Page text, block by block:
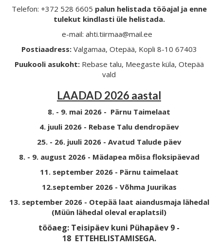
Telefon: +372 528 6605 palun helistada tööajal ja enne
tulekut kindlasti üle helistada.
e-mail: ahti.tiirmaa@mail.ee
Postiaadress: Valgamaa, Otepää, Kopli 8-10 67403
Puukooli asukoht: Rebase talu, Meegaste küla, Otepää
vald
LAADAD 2026 aastal
8. - 9. mai 2026 - Pärnu Taimelaat
4. juuli 2026 - Rebase Talu dendropäev
25. - 26. juuli 2026 - Avatud Talude päev
8. - 9. august 2026 - Mädapea mõisa floksipäevad
11. september 2026 - Pärnu taimelaat
12.september 2026 - Võhma Juurikas
13. september 2026 - Otepää laat aiandusmaja lähedal
(Müün lähedal oleval eraplatsil)
tööaeg: Teisipäev kuni Pühapäev 9 -
18 ETTEHELISTAMISEGA.